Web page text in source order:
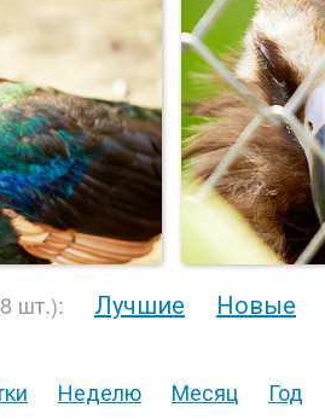
шт.): Лучшие Новые
Неделю Месяц Год